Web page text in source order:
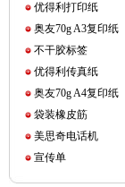
优得利打印纸
奥友70g A3复印纸
不干胶标签
优得利传真纸
奥友70g A4复印纸
袋装橡皮筋
美思奇电话机
宣传单